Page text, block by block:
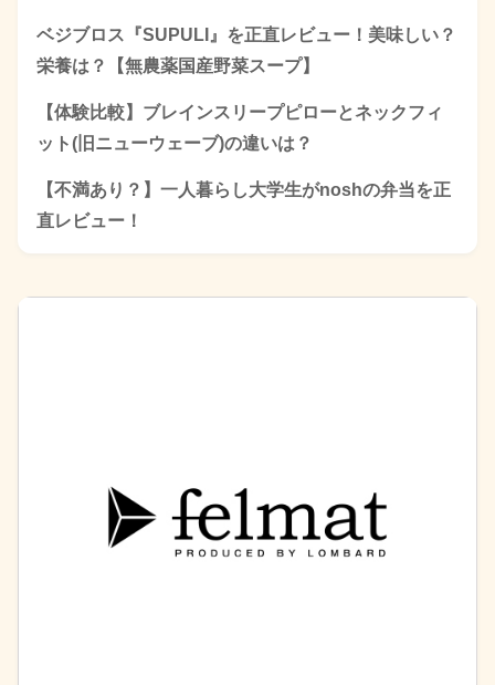
ベジブロス『SUPULI』を正直レビュー！美味しい？
栄養は？【無農薬国産野菜スープ】
【体験比較】ブレインスリープピローとネックフィ
ット(旧ニューウェーブ)の違いは？
【不満あり？】一人暮らし大学生がnoshの弁当を正
直レビュー！